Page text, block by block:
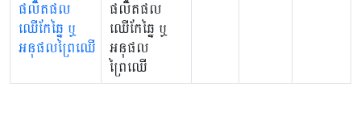
ផលិតផល
ឈើកែឆ្នៃ ឬ
អនុផលព្រៃឈើ
ផលិតផល
ឈើកែឆ្នៃ ឬ
អនុផល
ព្រៃឈើ